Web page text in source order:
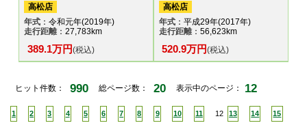
高松店
年式 ：令和元年(2019年)
走行距離：27,783km
389.1万円(税込)
高松店
年式：平成29年(2017年)
走行距離：56,623km
520.9万円(税込)
ヒット件数： 990 総ページ数： 20 表示中のページ： 12
1 2 3 4 5 6 7 8 9 10 11 12 13 14 15